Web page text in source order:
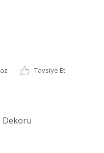
Tavsiye Et
Dekoru